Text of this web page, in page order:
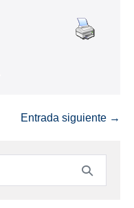
Entrada siguiente →